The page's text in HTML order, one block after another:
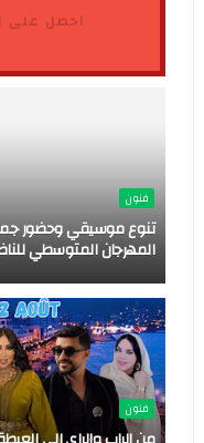
احصل على
فنون
تنوع موسيقي وحضور
المهرجان المتوسطي
فنون